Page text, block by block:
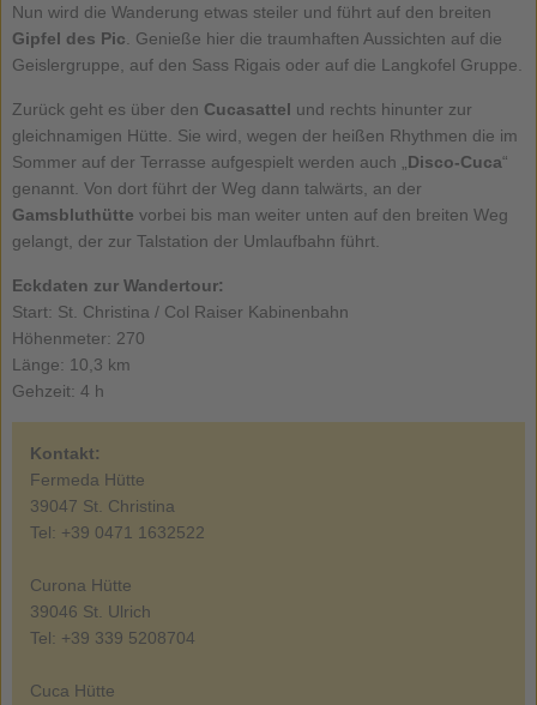
Nun wird die Wanderung etwas steiler und führt auf den breiten
Gipfel des Pic . Genieße hier die traumhaften Aussichten auf die
Geislergruppe, auf den Sass Rigais oder auf die Langkofel Gruppe.
Zurück geht es über den Cucasattel und rechts hinunter zur
gleichnamigen Hütte. Sie wird, wegen der heißen Rhythmen die im
Sommer auf der Terrasse aufgespielt werden auch „ Disco-Cuca“
genannt. Von dort führt der Weg dann talwärts, an der
Gamsbluthütte vorbei bis man weiter unten auf den breiten Weg
gelangt, der zur Talstation der Umlaufbahn führt.
Eckdaten zur Wandertour:
Start: St. Christina / Col Raiser Kabinenbahn
Höhenmeter: 270
Länge: 10,3 km
Gehzeit: 4 h
Kontakt:
Fermeda Hütte
39047 St. Christina
Tel: +39 0471 1632522
Curona Hütte
39046 St. Ulrich
Tel: +39 339 5208704
Cuca Hütte